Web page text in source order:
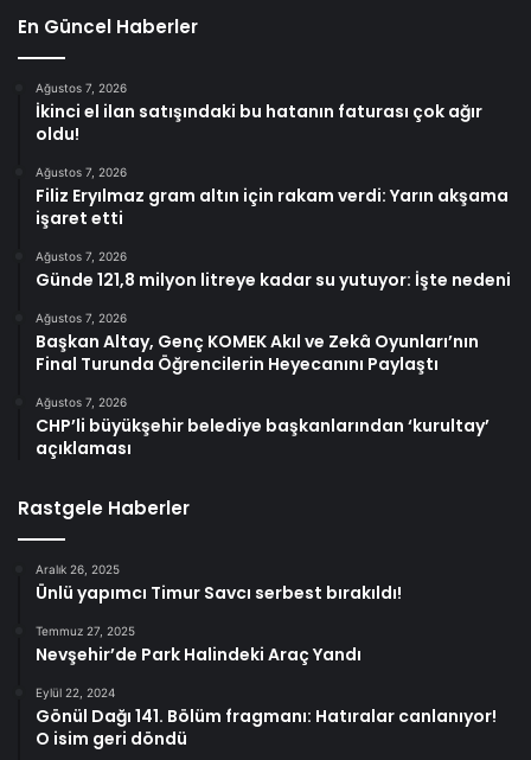
En Güncel Haberler
Ağustos 7, 2026
İkinci el ilan satışındaki bu hatanın faturası çok ağır
oldu!
Ağustos 7, 2026
Filiz Eryılmaz gram altın için rakam verdi: Yarın akşama
işaret etti
Ağustos 7, 2026
Günde 121,8 milyon litreye kadar su yutuyor: İşte nedeni
Ağustos 7, 2026
Başkan Altay, Genç KOMEK Akıl ve Zekâ Oyunları’nın
Final Turunda Öğrencilerin Heyecanını Paylaştı
Ağustos 7, 2026
CHP’li büyükşehir belediye başkanlarından ‘kurultay’
açıklaması
Rastgele Haberler
Aralık 26, 2025
Ünlü yapımcı Timur Savcı serbest bırakıldı!
Temmuz 27, 2025
Nevşehir’de Park Halindeki Araç Yandı
Eylül 22, 2024
Gönül Dağı 141. Bölüm fragmanı: Hatıralar canlanıyor!
O isim geri döndü